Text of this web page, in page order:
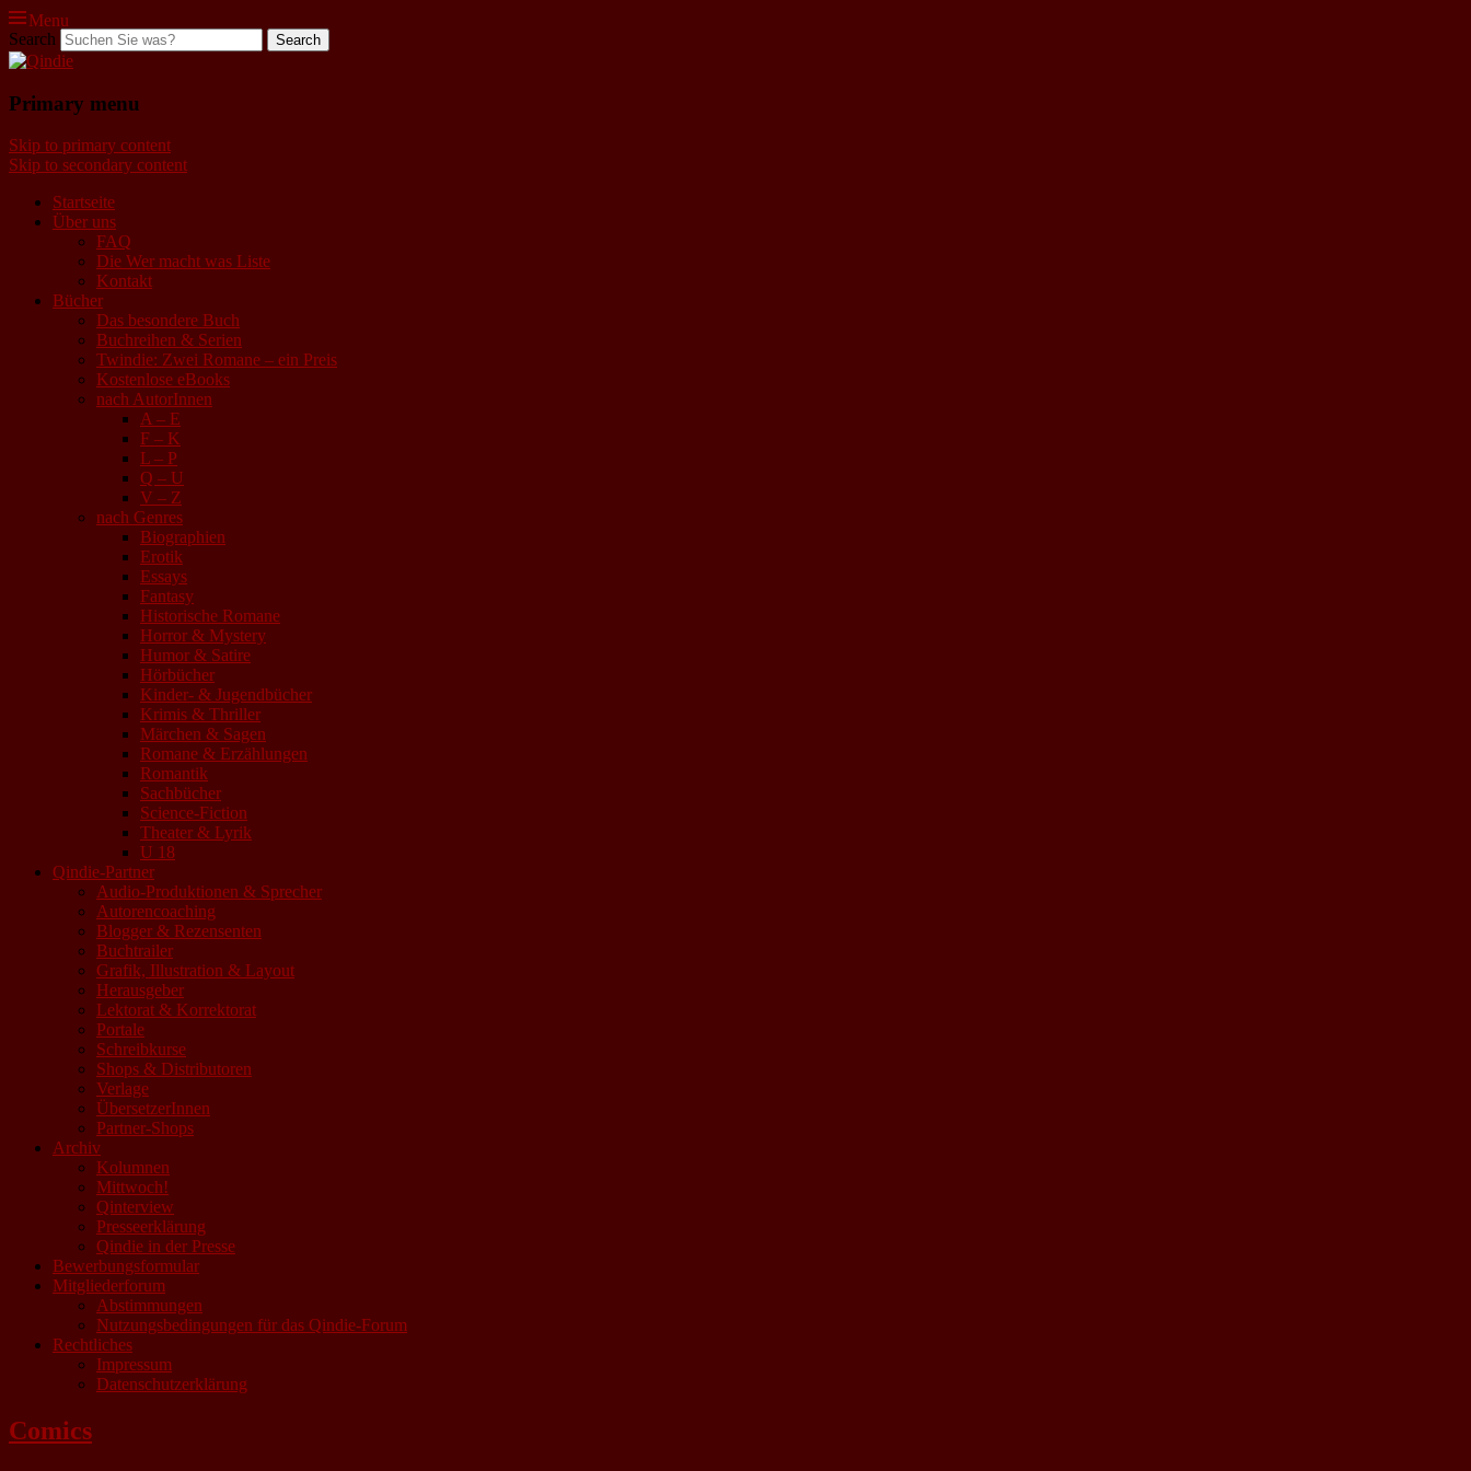
Menu
Qindie
Search
Primary menu
Skip to primary content
Skip to secondary content
Startseite
Über uns
FAQ
Die Wer macht was Liste
Kontakt
Bücher
Das besondere Buch
Buchreihen & Serien
Twindie: Zwei Romane – ein Preis
Kostenlose eBooks
nach AutorInnen
A – E
F – K
L – P
Q – U
V – Z
nach Genres
Biographien
Erotik
Essays
Fantasy
Historische Romane
Horror & Mystery
Humor & Satire
Hörbücher
Kinder- & Jugendbücher
Krimis & Thriller
Märchen & Sagen
Romane & Erzählungen
Romantik
Sachbücher
Science-Fiction
Theater & Lyrik
U 18
Qindie-Partner
Audio-Produktionen & Sprecher
Autorencoaching
Blogger & Rezensenten
Buchtrailer
Grafik, Illustration & Layout
Herausgeber
Lektorat & Korrektorat
Portale
Schreibkurse
Shops & Distributoren
Verlage
ÜbersetzerInnen
Partner-Shops
Archiv
Kolumnen
Mittwoch!
Qinterview
Presseerklärung
Qindie in der Presse
Bewerbungsformular
Mitgliederforum
Abstimmungen
Nutzungsbedingungen für das Qindie-Forum
Rechtliches
Impressum
Datenschutzerklärung
Comics